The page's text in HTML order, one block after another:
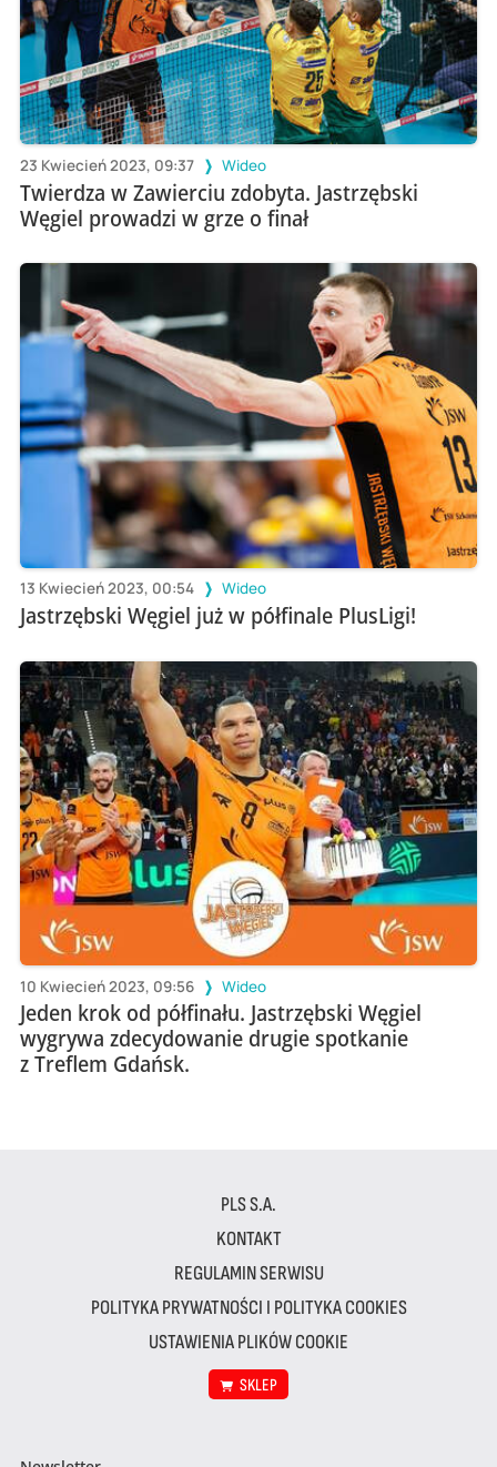
23 Kwiecień 2023, 09:37 Wideo
Twierdza w Zawierciu zdobyta. Jastrzębski
Węgiel prowadzi w grze o finał
13 Kwiecień 2023, 00:54 Wideo
Jastrzębski Węgiel już w półfinale PlusLigi!
10 Kwiecień 2023, 09:56 Wideo
Jeden krok od półfinału. Jastrzębski Węgiel
wygrywa zdecydowanie drugie spotkanie
z Treflem Gdańsk.
PLS S.A.
KONTAKT
REGULAMIN SERWISU
POLITYKA PRYWATNOŚCI I POLITYKA COOKIES
USTAWIENIA PLIKÓW COOKIE
SKLEP